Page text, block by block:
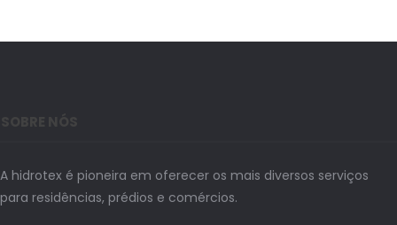
A hidrotex é pioneira em oferecer os mais diversos serviços
para residências, prédios e comércios.